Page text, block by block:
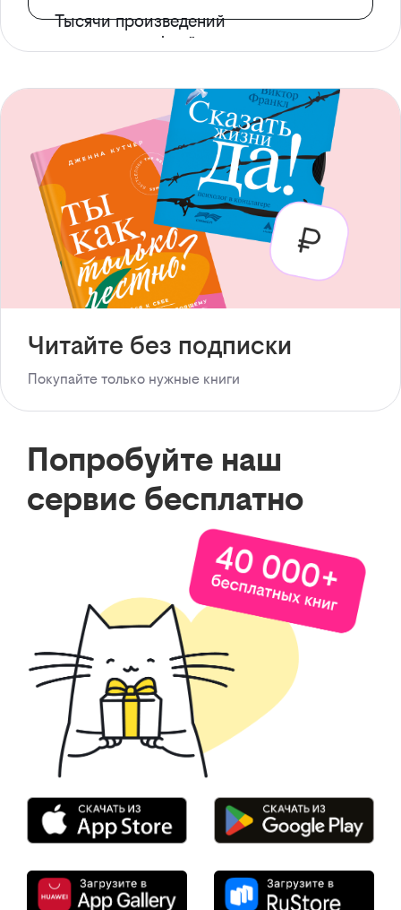
Тысячи произведений
с доступом офлайн
Читайте без подписки
Покупайте только нужные книги
Попробуйте наш
сервис бесплатно